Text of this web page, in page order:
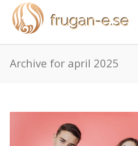
Archive for april 2025